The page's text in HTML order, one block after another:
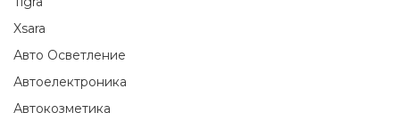
Xsara
Авто Осветление
Автоелектроника
Автокозметика